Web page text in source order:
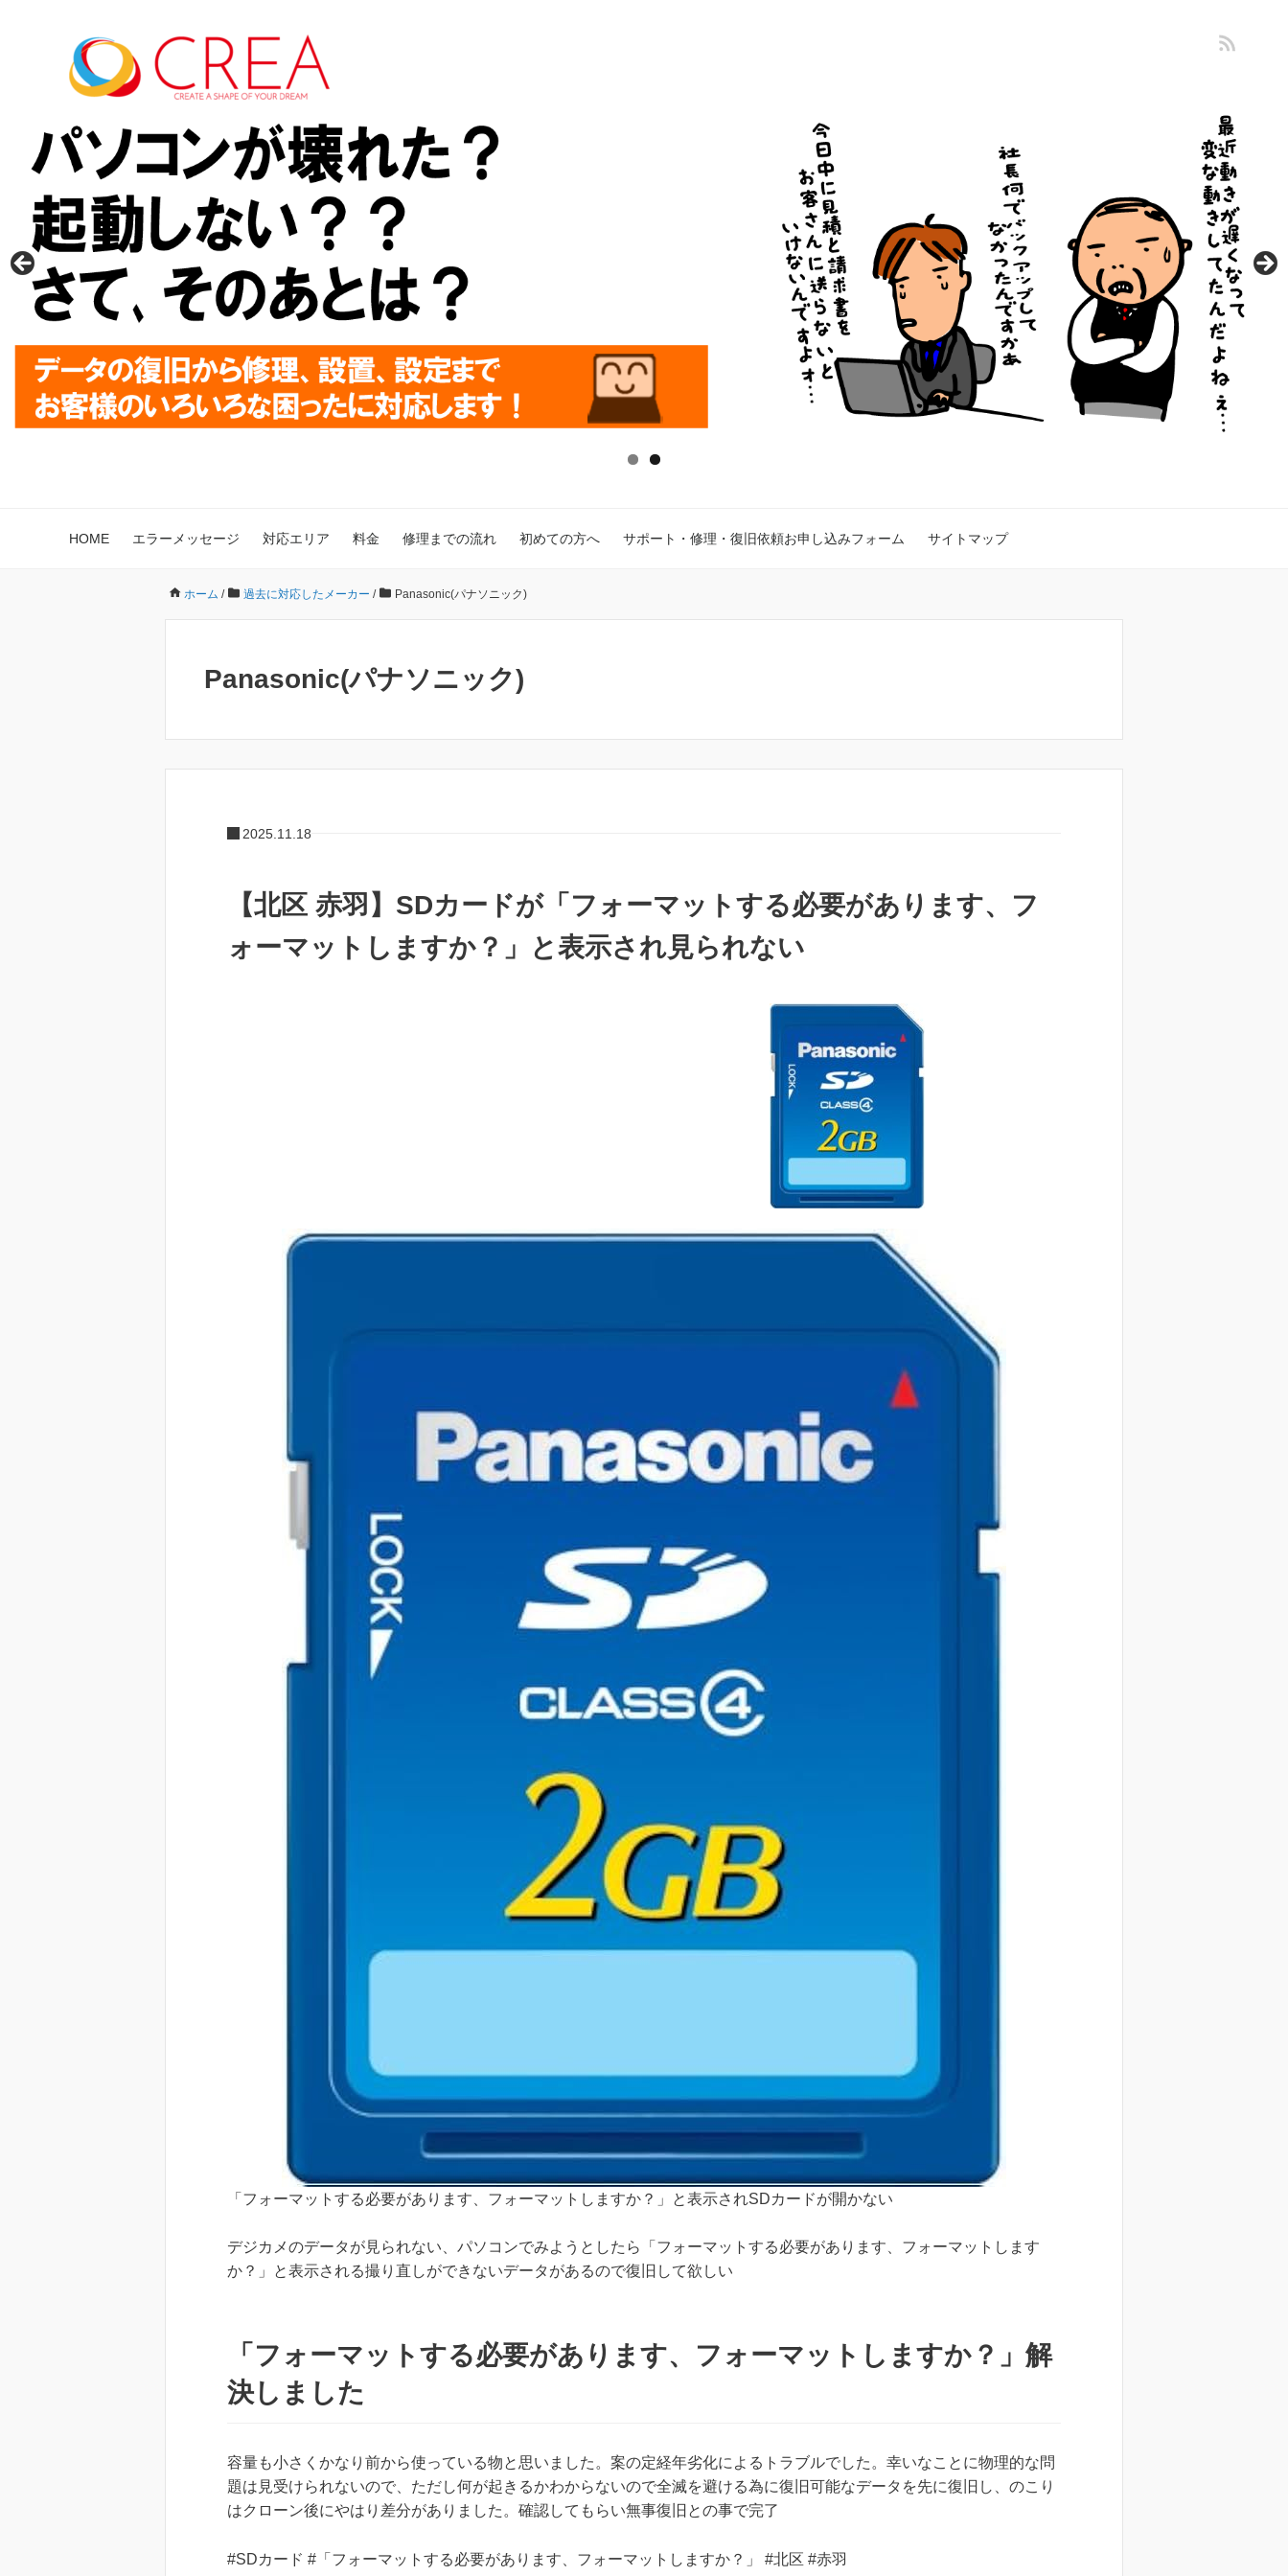
HOME エラーメッセージ 対応エリア 料金 修理までの流れ 初めての方へ サポート・修理・復旧依頼お申し込みフォーム サイトマップ
ホーム / 過去に対応したメーカー / Panasonic(パナソニック)
Panasonic(パナソニック)
2025.11.18
【北区 赤羽】SDカードが「フォーマットする必要があります、フ
ォーマットしますか？」と表示され見られない
「フォーマットする必要があります、フォーマットしますか？」と表示されSDカードが開かない
デジカメのデータが見られない、パソコンでみようとしたら「フォーマットする必要があります、フォーマットします
か？」と表示される撮り直しができないデータがあるので復旧して欲しい
「フォーマットする必要があります、フォーマットしますか？」解
決しました
容量も小さくかなり前から使っている物と思いました。案の定経年劣化によるトラブルでした。幸いなことに物理的な問
題は見受けられないので、ただし何が起きるかわからないので全滅を避ける為に復旧可能なデータを先に復旧し、のこり
はクローン後にやはり差分がありました。確認してもらい無事復旧との事で完了
#SDカード #「フォーマットする必要があります、フォーマットしますか？」 #北区 #赤羽